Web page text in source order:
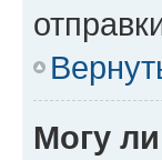
Могу